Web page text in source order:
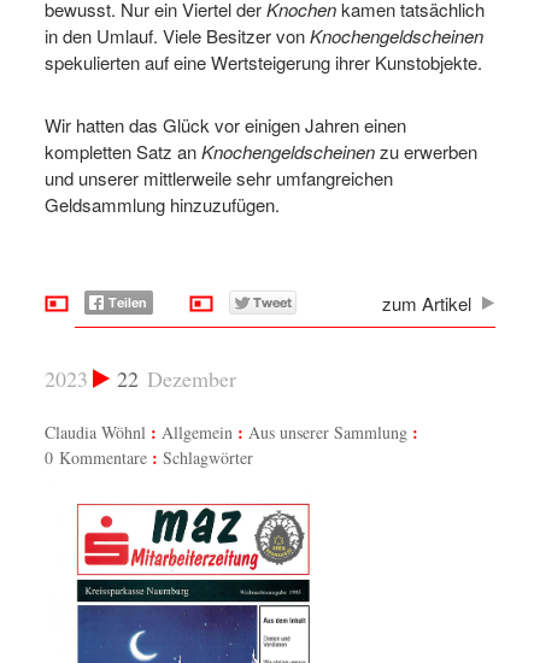
bewusst. Nur ein Viertel derKnochenkamen tatsächlich
in den Umlauf. Viele Besitzer vonKnochengeldscheinen
spekulierten auf eine Wertsteigerung ihrer Kunstobjekte.
Wir hatten das Glück vor einigen Jahren einen
kompletten Satz anKnochengeldscheinenzu erwerben
und unserer mittlerweile sehr umfangreichen
Geldsammlung hinzuzufügen.
zum Artikel
22 Dezember
2023
Claudia Wöhnl Allgemein
Aus unserer Sammlung
0 Kommentare
Schlagwörter